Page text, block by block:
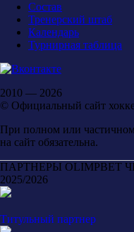
Состав
Тренерский штаб
Календарь
Турнирная таблица
2010 — 2026
© Официальный сайт
При полном или
на сайт обязательна.
ПАРТНЕРЫ
2025/2026
Титульный партнер